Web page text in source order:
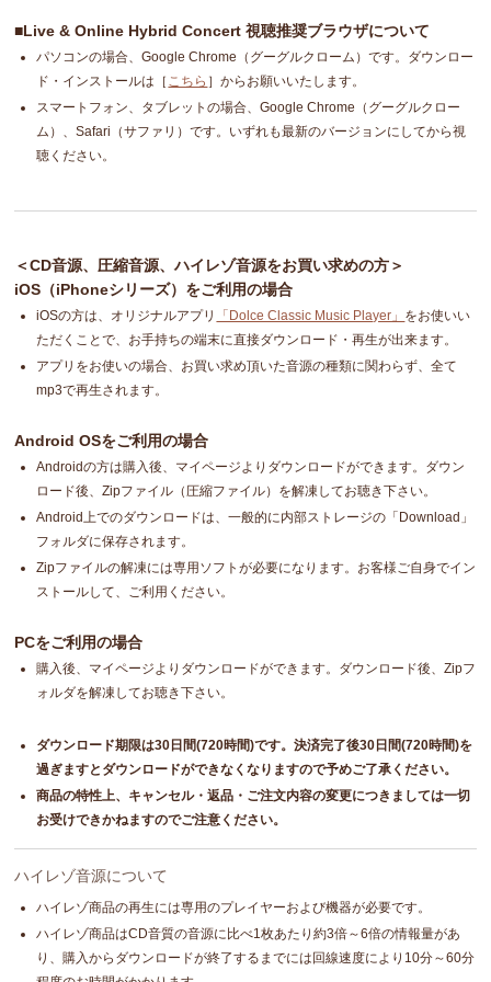
■Live & Online Hybrid Concert 視聴推奨ブラウザについて
パソコンの場合、Google Chrome（グーグルクローム）です。ダウンロー
ド・インストールは［ こちら ］からお願いいたします。
スマートフォン、タブレットの場合、Google Chrome（グーグルクロー
ム）、Safari（サファリ）です。いずれも最新のバージョンにしてから視
聴ください。
＜CD音源、圧縮音源、ハイレゾ音源をお買い求めの方＞
iOS（iPhoneシリーズ）をご利用の場合
iOSの方は、オリジナルアプリ 「Dolce Classic Music Player」 をお使いい
ただくことで、お手持ちの端末に直接ダウンロード・再生が出来ます。
アプリをお使いの場合、お買い求め頂いた音源の種類に関わらず、全て
mp3で再生されます。
Android OSをご利用の場合
Androidの方は購入後、マイページよりダウンロードができます。ダウン
ロード後、Zipファイル（圧縮ファイル）を解凍してお聴き下さい。
Android上でのダウンロードは、一般的に内部ストレージの「Download」
フォルダに保存されます。
Zipファイルの解凍には専用ソフトが必要になります。お客様ご自身でイン
ストールして、ご利用ください。
PCをご利用の場合
購入後、マイページよりダウンロードができます。ダウンロード後、Zipフ
ォルダを解凍してお聴き下さい。
ダウンロード期限は30日間(720時間)です。決済完了後30日間(720時間)を
過ぎますとダウンロードができなくなりますので予めご了承ください。
商品の特性上、キャンセル・返品・ご注文内容の変更につきましては一切
お受けできかねますのでご注意ください。
ハイレゾ音源について
ハイレゾ商品の再生には専用のプレイヤーおよび機器が必要です。
ハイレゾ商品はCD音質の音源に比べ1枚あたり約3倍～6倍の情報量があ
り、購入からダウンロードが終了するまでには回線速度により10分～60分